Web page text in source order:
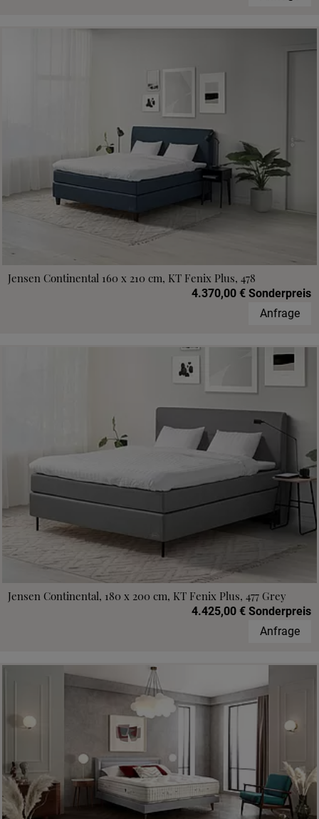
Jensen Continental 160 x 210 cm, KT Fenix Plus, 478
4.370,00 € Sonderpreis
Anfrage
Jensen Continental, 180 x 200 cm, KT Fenix Plus, 477 Grey
4.425,00 € Sonderpreis
Anfrage